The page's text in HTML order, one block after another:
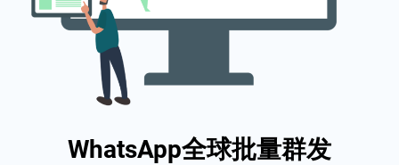
WhatsApp全球批量群发